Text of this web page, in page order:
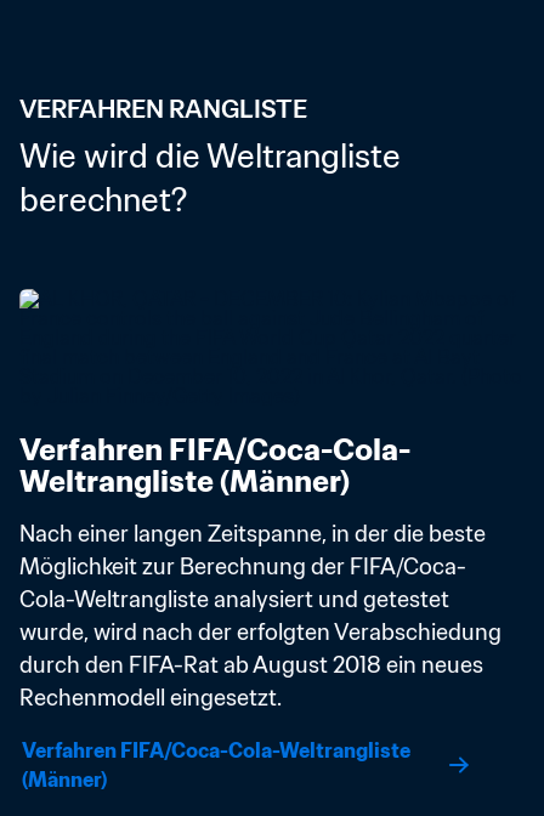
VERFAHREN RANGLISTE
Wie wird die Weltrangliste
berechnet?
Verfahren FIFA/Coca-Cola-
Weltrangliste (Männer)
Nach einer langen Zeitspanne, in der die beste
Möglichkeit zur Berechnung der FIFA/Coca-
Cola-Weltrangliste analysiert und getestet
wurde, wird nach der erfolgten Verabschiedung
durch den FIFA-Rat ab August 2018 ein neues
Rechenmodell eingesetzt.
Verfahren FIFA/Coca-Cola-Weltrangliste
(Männer)